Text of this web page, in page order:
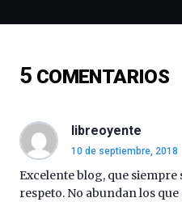
de
16
4
de
octubre.
5 COMENTARIOS
libreoyente
10 de septiembre, 2018
Excelente blog, que
respeto. No abundan los